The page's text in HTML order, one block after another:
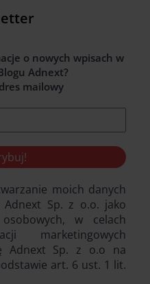
o nowych wpisach w
Adnext?
mailowy
moich danych
Sp. z o.o. jako
w celach
marketingowych
Adnext Sp. z o.o na
art. 6 ust. 1 lit.